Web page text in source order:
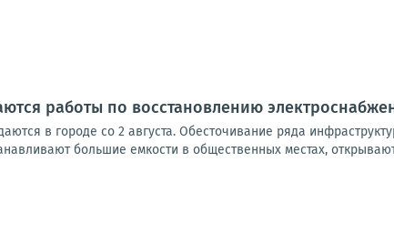
работы по восстановлению
в городе со 2 августа. Обесточивание ряда
большие емкости в общественных местах,